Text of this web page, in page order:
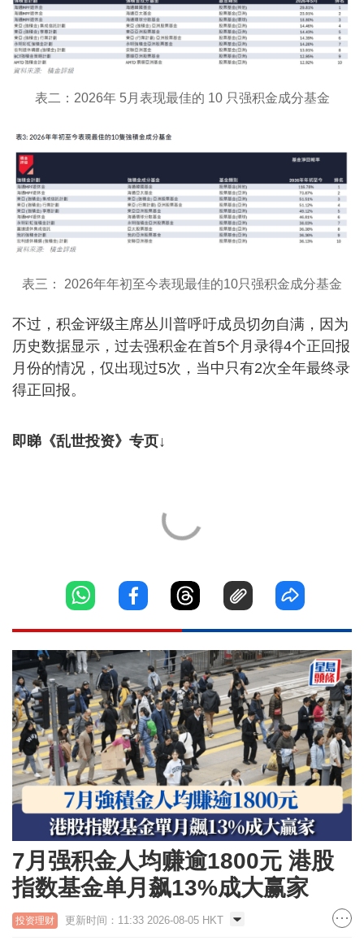
表二：2026年 5月表现最佳的 10 只强积金成分基金
表三： 2026年年初至今表现最佳的10只强积金成分基金
不过，积金评级主席丛川普呼吁成员切勿自满，因为
历史数据显示，过去强积金在首5个月录得4个正回报
月份的情况，仅出现过5次，当中只有2次全年最终录
得正回报。
即睇《乱世投资》专页↓
7月强积金人均赚逾1800元 港股
指数基金单月飙13%成大赢家
投资理财 更新时间：11:33 2026-08-05 HKT